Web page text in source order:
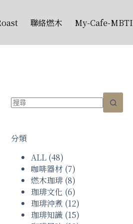
聯絡燃木 My-Cafe-MBTI
到
分類
ALL (48)
咖啡器材 (7)
燃木珈琲 (8)
珈琲文化 (6)
珈琲沖煮 (12)
珈琲知識 (15)